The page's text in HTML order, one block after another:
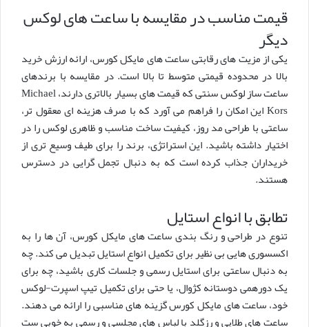
قیمت مناسب در مقایسه با ساعت های لوکس
دیگر
یکی از مزیت های رقابتی ساعت های مایکل کورس، ارائه ارزش خرید
بالا در محدوده قیمتی متوسط تا بالا است. در مقایسه با برندهای
ساعت ساز لوکس سنتی که قیمت های بسیار بالاتری دارند، Michael
Kors این امکان را فراهم می آورد که با صرف هزینه ای معقول تر،
ساعتی با طراحی مد روز، کیفیت ساخت مناسب و ظاهری لوکس را در
اختیار داشته باشید. این استراتژی، برند را برای طیف وسیع تری از
خریداران جذاب کرده است که به دنبال تجمل گرایی در دسترس
هستند.
تطابق با انواع استایل
تنوع در طراحی و رنگ بندی ساعت های مایکل کورس، آن ها را به
اکسسوری هایی بی نظیر برای تکمیل انواع استایل تبدیل می کند. چه
به دنبال ساعتی برای استایل رسمی و جلسات کاری باشید، چه برای
یک دورهمی دوستانه کژوال، یا حتی برای تکمیل تیپ اسپرت-لوکس
خود، ساعت های مایکل کورس گزینه های مناسبی را ارائه می دهند.
ساعت های طلایی و رزگلد با لباس های مجلسی و رسمی به خوبی ست